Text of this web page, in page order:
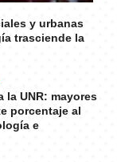
y urbanas
trasciende la
la UNR: mayores
porcentaje al
e